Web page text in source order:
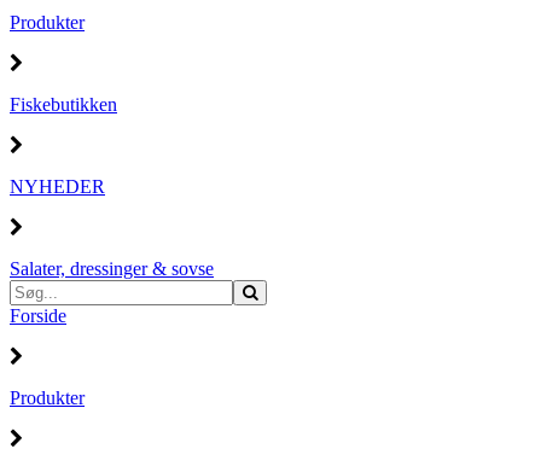
Produkter
Fiskebutikken
NYHEDER
Salater, dressinger & sovse
Forside
Produkter